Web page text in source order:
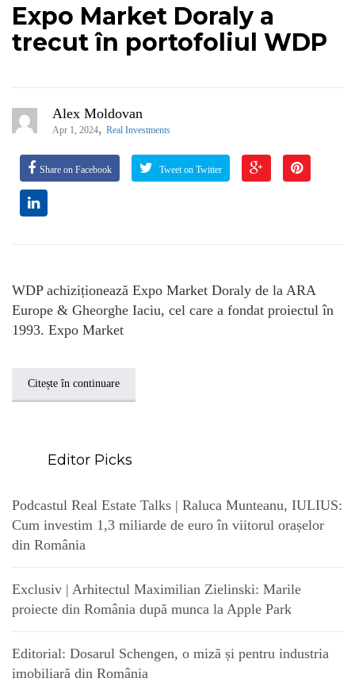
Expo Market Doraly a
trecut în portofoliul WDP
Alex Moldovan
Apr 1, 2024, Real Investments
Share on Facebook Tweet on Twitter
WDP achiziționează Expo Market Doraly de la ARA
Europe & Gheorghe Iaciu, cel care a fondat proiectul în
1993. Expo Market
Citește în continuare
Editor Picks
Podcastul Real Estate Talks | Raluca Munteanu, IULIUS:
Cum investim 1,3 miliarde de euro în viitorul orașelor
din România
Exclusiv | Arhitectul Maximilian Zielinski: Marile
proiecte din România după munca la Apple Park
Editorial: Dosarul Schengen, o miză și pentru industria
imobiliară din România